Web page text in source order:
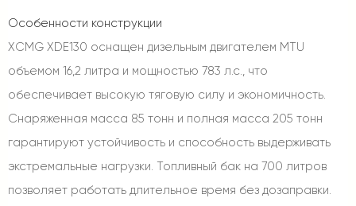
Особенности конструкции
XCMG XDE130 оснащен дизельным двигателем MTU
объемом 16,2 литра и мощностью 783 л.с., что
обеспечивает высокую тяговую силу и экономичность.
Снаряженная масса 85 тонн и полная масса 205 тонн
гарантируют устойчивость и способность выдерживать
экстремальные нагрузки. Топливный бак на 700 литров
позволяет работать длительное время без дозаправки.